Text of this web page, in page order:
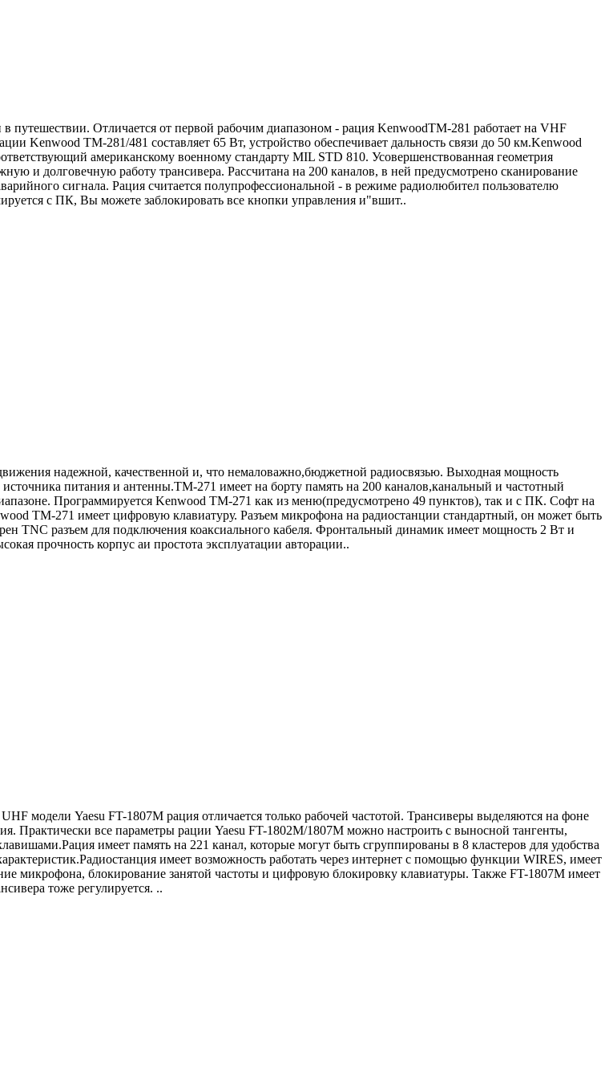
Отличается от первой рабочим диапазоном - рация KenwoodTM-281 работает на VHF
Kenwood TM-281/481 составляет 65 Вт, устройство обеспечивает дальность связи до 50 км.Kenwood
американскому военному стандарту MIL STD 810. Усовершенствованная геометрия
и долговечную работу трансивера. Рассчитана на 200 каналов, в ней предусмотрено сканирование
сигнала. Рация считается полупрофессиональной - в режиме радиолюбител пользователю
с ПК, Вы можете заблокировать все кнопки управления и"вшит..
надежной, качественной и, что немаловажно,бюджетной радиосвязью. Выходная мощность
питания и антенны.TM-271 имеет на борту память на 200 каналов,канальный и частотный
Программируется Kenwood TM-271 как из меню(предусмотрено 49 пунктов), так и с ПК. Софт на
TM-271 имеет цифровую клавиатуру. Разъем микрофона на радиостанции стандартный, он может быть
TNC разъем для подключения коаксиального кабеля. Фронтальный динамик имеет мощность 2 Вт и
прочность корпус аи простота эксплуатации авторации..
модели Yaesu FT-1807M рация отличается только рабочей частотой. Трансиверы выделяются на фоне
все параметры рации Yaesu FT-1802M/1807M можно настроить с выносной тангенты,
имеет память на 221 канал, которые могут быть сгруппированы в 8 кластеров для удобства
имеет возможность работать через интернет с помощью функции WIRES, имеет
микрофона, блокирование занятой частоты и цифровую блокировку клавиатуры. Также FT-1807M имеет
тоже регулируется. ..